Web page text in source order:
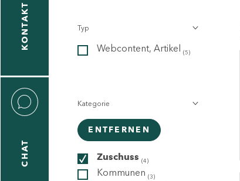
KONTAKT
CHAT
Typ
Webcontent, Artikel (5)
Kategorie
ENTFERNEN
Zuschuss (4)
Kommunen (3)